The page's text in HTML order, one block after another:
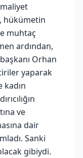
hükümetin
muhtaç
ardından,
Orhan
yaparak
kadın
ve
dair
Sanki
gibiydi.